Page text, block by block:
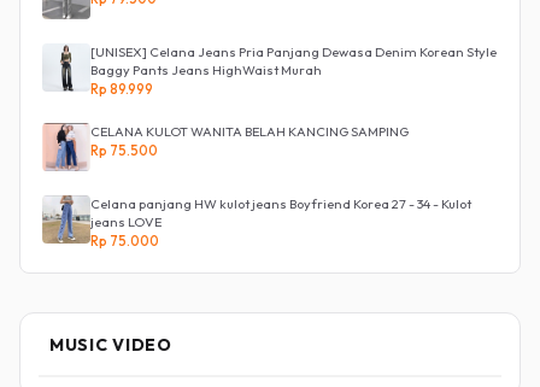
[UNISEX] Celana Jeans Pria Panjang Dewasa Denim Korean Style
Baggy Pants Jeans HighWaist Murah
Rp 89.999
CELANA KULOT WANITA BELAH KANCING SAMPING
Rp 75.500
Celana panjang HW kulot jeans Boyfriend Korea 27 - 34 - Kulot
jeans LOVE
Rp 75.000
MUSIC VIDEO